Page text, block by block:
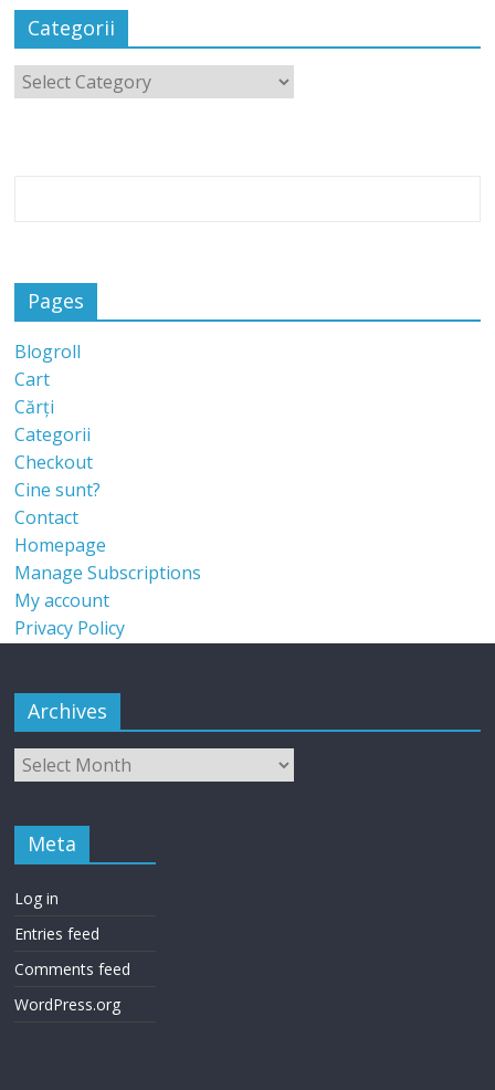
Categorii
Pages
Blogroll
Cart
Cărți
Categorii
Checkout
Cine sunt?
Contact
Homepage
Manage Subscriptions
My account
Privacy Policy
Archives
Meta
Log in
Entries feed
Comments feed
WordPress.org